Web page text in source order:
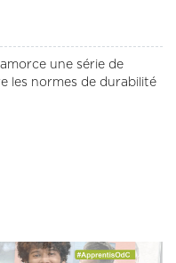
une série de
les normes de durabilité